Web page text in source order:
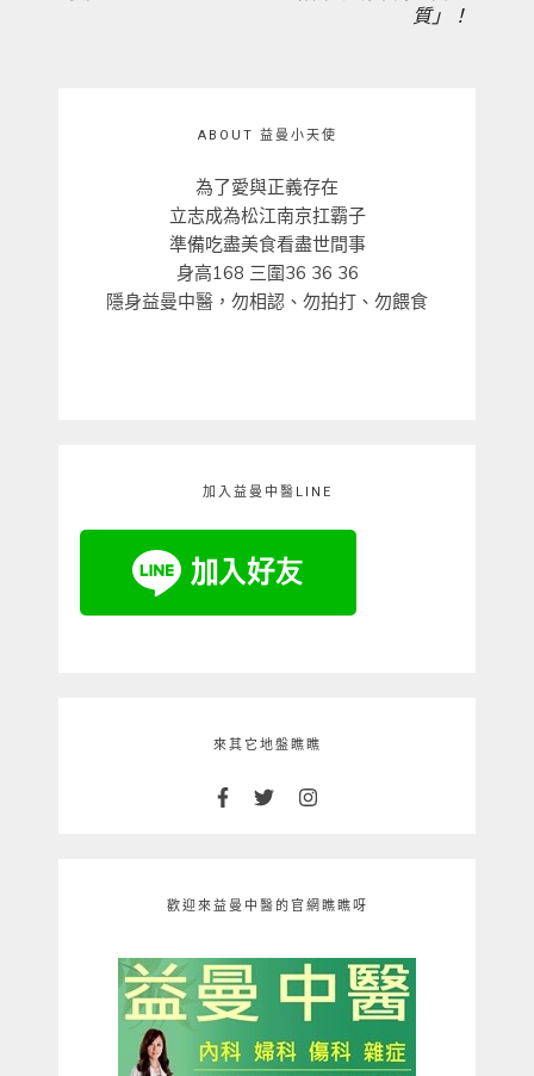
質」！
ABOUT 益曼小天使
為了愛與正義存在
立志成為松江南京扛霸子
準備吃盡美食看盡世間事
身高168 三圍36 36 36
隱身益曼中醫，勿相認、勿拍打、勿餵食
加入益曼中醫LINE
來其它地盤瞧瞧
歡迎來益曼中醫的官網瞧瞧呀